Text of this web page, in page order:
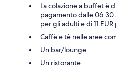
La colazione a buffet è
pagamento dalle 06:30
per gli adulti e di 11
Caffè e tè nelle aree
Un bar/lounge
Un ristorante